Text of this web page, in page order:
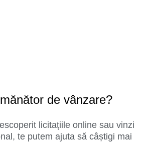
de vânzare?
licitațiile online sau vinzi
te putem ajuta să câștigi mai